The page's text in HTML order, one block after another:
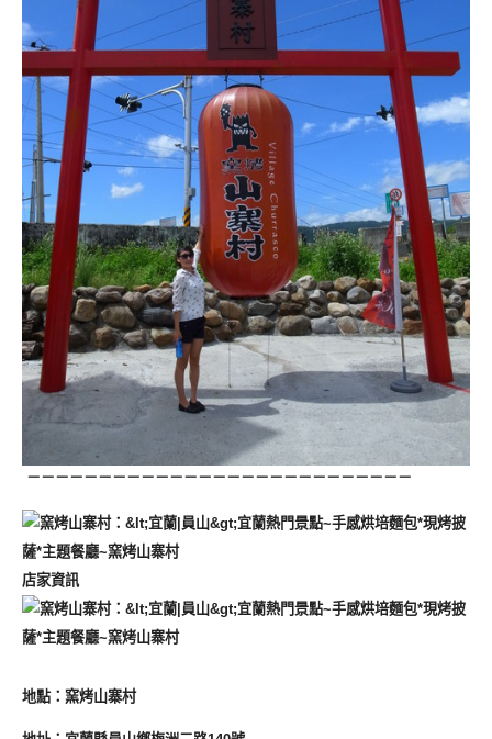
－－－－－－－－－－－－－－－－－－－－－－－－－－－
店家資訊
地點： 窯烤山寨村